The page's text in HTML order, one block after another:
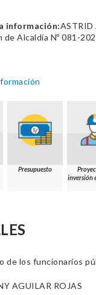
información:ASTRID
de Alcaldía Nº 081-
Presupuesto
inversión
los funcionarios
AGUILAR ROJAS